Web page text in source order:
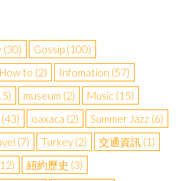
(30) Gossip (100)
How to (2) Infomation (57)
museum (2) Music (15)
(43) oaxaca (2) Summer Jazz (6)
(7) Turkey (2) 交通資訊 (1)
紐約歷史 (3)